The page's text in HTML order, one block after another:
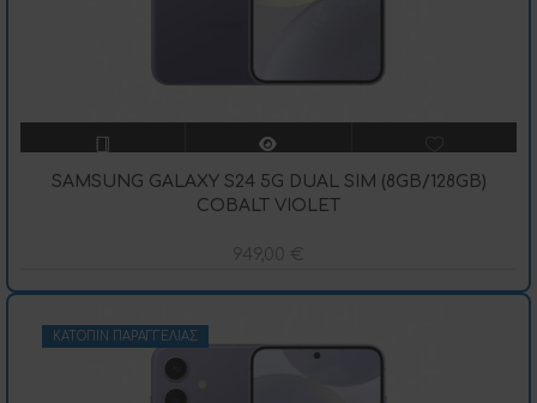
SAMSUNG GALAXY S24 5G DUAL SIM (8GB/128GB)
COBALT VIOLET
949,00 €
ΚΑΤΌΠΙΝ ΠΑΡΑΓΓΕΛΊΑΣ